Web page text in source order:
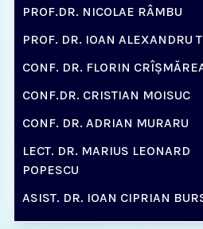
PROF.DR. NICOLAE RÂMBU
PROF. DR. IOAN ALEXANDRU
CONF. DR. FLORIN
CONF.DR. CRISTIAN MOISUC
CONF. DR. ADRIAN MURARU
LECT. DR. MARIUS LEONARD
POPESCU
ASIST. DR. IOAN CIPRIAN